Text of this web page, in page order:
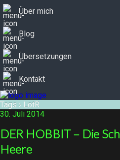
Über mich
Blog
Übersetzungen
Kontakt
Tags › LotR
30. Juli 2014
DER HOBBIT – Die
Heere